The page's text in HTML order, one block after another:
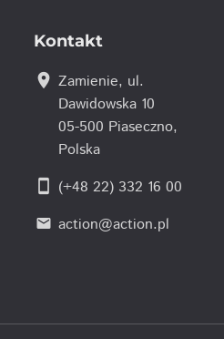
Kontakt
location_on Zamienie, ul.
Dawidowska 10
05-500 Piaseczno,
Polska
smartphone (+48 22) 332 16 00
email action@action.pl